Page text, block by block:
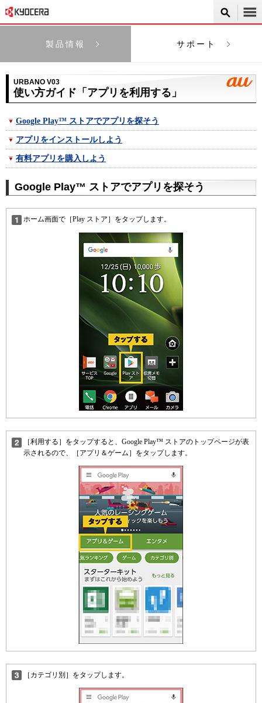
製品情報 サポート
URBANO V03
使い方ガイド「アプリを利用する」
Google Play™ ストアでアプリを探そう
アプリをインストールしよう
有料アプリを購入しよう
Google Play™ ストアでアプリを探そう
ホーム画面で［Play ストア］をタップします。
［利用する］をタップすると、Google Play™ ストアのトップページが表
示されるので、［アプリ＆ゲーム］をタップします。
［カテゴリ別］をタップします。